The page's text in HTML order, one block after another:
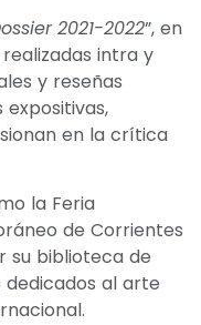
2021-2022”, en
intra y
y reseñas
en la crítica
la Feria
de Corrientes
su biblioteca de
al arte